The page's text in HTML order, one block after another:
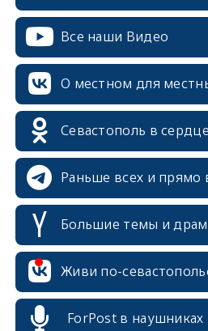
Все наши Видео
О местном для
Севастополь в сердце
Раньше всех и прямо
Большие темы и
Живи по-
ForPost в наушниках